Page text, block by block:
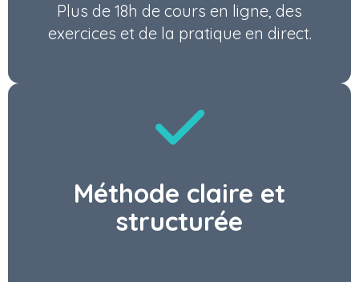
Plus de 18h de cours en ligne, des
exercices et de la pratique en direct.
Méthode claire et
structurée